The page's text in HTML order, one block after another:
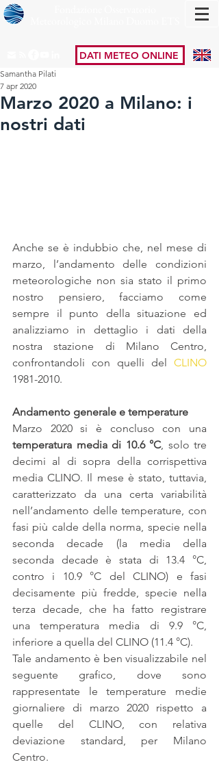
DATI METEO ONLINE
Marzo 2020 a Milano: i
nostri dati
Samantha Pilati
7 apr 2020
Anche se è indubbio che, nel mese di
marzo, l’andamento delle condizioni
meteorologiche non sia stato il primo
nostro pensiero, facciamo come
sempre il punto della situazione ed
analizziamo in dettaglio i dati della
nostra stazione di Milano Centro,
confrontandoli con quelli del CLINO
1981-2010.
Andamento generale e temperature
temperatura media di 10.6 °C, solo tre
decimi al di sopra della corrispettiva
media CLINO. Il mese è stato, tuttavia,
caratterizzato da una certa variabilità
nell’andamento delle temperature, con
fasi più calde della norma, specie nella
seconda decade (la media della
seconda decade è stata di 13.4 °C,
contro i 10.9 °C del CLINO) e fasi
decisamente più fredde, specie nella
terza decade, che ha fatto registrare
una temperatura media di 9.9 °C,
inferiore a quella del CLINO (11.4 °C).
Tale andamento è ben visualizzabile nel
seguente grafico, dove sono
rappresentate le temperature medie
giornaliere di marzo 2020 rispetto a
quelle del CLINO, con relativa
deviazione standard, per Milano
Centro.